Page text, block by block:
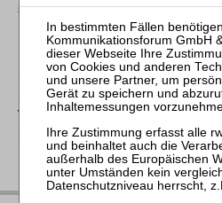
sich bitte an unser Seminarteam.
Ihnen gerne bereitshier.
Stefanie Döhler
Seminarorganisation
T
(0221)-400 88-15
seminar@rws-verlag.de